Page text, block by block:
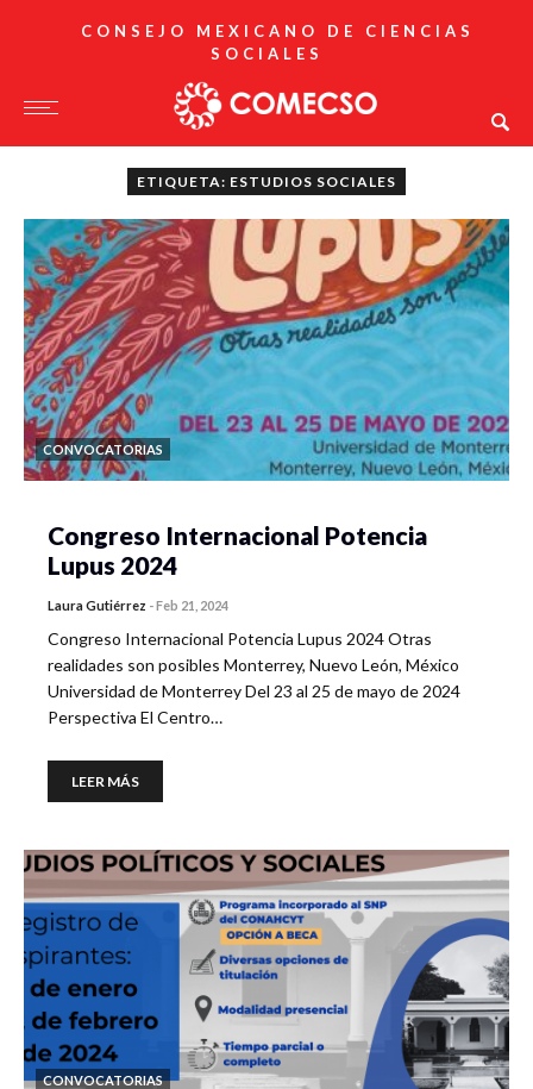
CONSEJO MEXICANO DE CIENCIAS
SOCIALES
ETIQUETA: ESTUDIOS SOCIALES
CONVOCATORIAS
Congreso Internacional Potencia
Lupus 2024
Laura Gutiérrez -Feb 21, 2024
Congreso Internacional Potencia Lupus 2024 Otras
realidades son posibles Monterrey, Nuevo León, México
Universidad de Monterrey Del 23 al 25 de mayo de 2024
Perspectiva El Centro…
LEER MÁS
CONVOCATORIAS